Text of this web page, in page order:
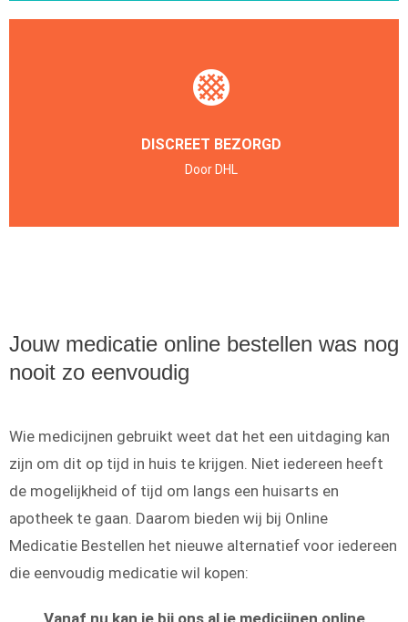
DISCREET BEZORGD
Door DHL
Jouw medicatie online bestellen was nog
nooit zo eenvoudig
Wie medicijnen gebruikt weet dat het een uitdaging kan
zijn om dit op tijd in huis te krijgen. Niet iedereen heeft
de mogelijkheid of tijd om langs een huisarts en
apotheek te gaan. Daarom bieden wij bij Online
Medicatie Bestellen het nieuwe alternatief voor iedereen
die eenvoudig medicatie wil kopen:
Vanaf nu kan je bij ons al je medicijnen online